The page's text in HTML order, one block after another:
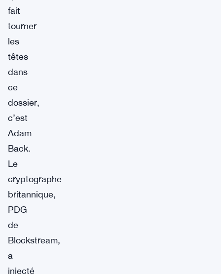
fait
tourner
les
têtes
dans
ce
dossier,
c’est
Adam
Back.
Le
cryptographe
britannique,
PDG
de
Blockstream,
a
injecté